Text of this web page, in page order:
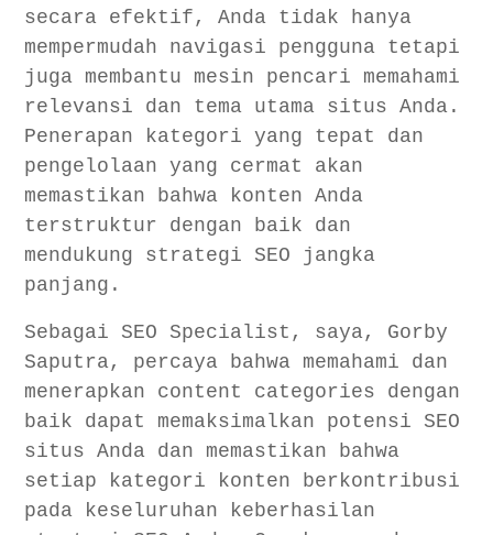
secara efektif, Anda tidak hanya
mempermudah navigasi pengguna tetapi
juga membantu mesin pencari memahami
relevansi dan tema utama situs Anda.
Penerapan kategori yang tepat dan
pengelolaan yang cermat akan
memastikan bahwa konten Anda
terstruktur dengan baik dan
mendukung strategi SEO jangka
panjang.
Sebagai SEO Specialist, saya, Gorby
Saputra, percaya bahwa memahami dan
menerapkan content categories dengan
baik dapat memaksimalkan potensi SEO
situs Anda dan memastikan bahwa
setiap kategori konten berkontribusi
pada keseluruhan keberhasilan